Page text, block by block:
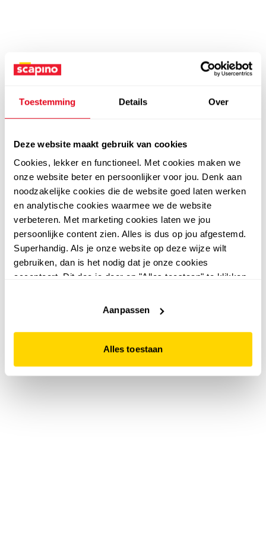
Toestemming Details Over
Deze website maakt gebruik van cookies
Cookies, lekker en functioneel. Met cookies maken we
onze website beter en persoonlijker voor jou. Denk aan
noodzakelijke cookies die de website goed laten werken
en analytische cookies waarmee we de website
verbeteren. Met marketing cookies laten we jou
persoonlijke content zien. Alles is dus op jou afgestemd.
Superhandig. Als je onze website op deze wijze wilt
gebruiken, dan is het nodig dat je onze cookies
accepteert. Dit doe je door op "Alles toestaan" te klikken.
website niet optimaal functioneert.
Aanpassen
Alles toestaan